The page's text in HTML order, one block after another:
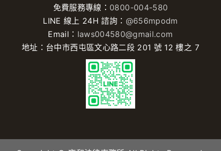
免費服務專線： 0800-004-580
LINE 線上 24H 諮詢： @656mpodm
Email： laws004580@gmail.com
地址：台中市西屯區文心路二段 201 號 12 樓之 7